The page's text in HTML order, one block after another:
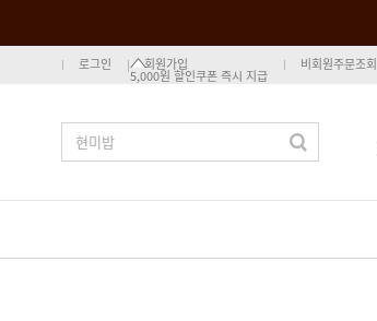
로그인 회원가입
5,000원 할인쿠폰 즉시 지급
비회원주문조회